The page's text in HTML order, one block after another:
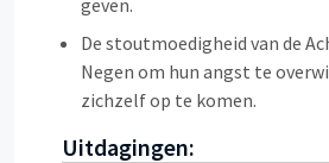
geven.
De stoutmoedigheid van de
Negen om hun angst te
zichzelf op te komen.
Uitdagingen: